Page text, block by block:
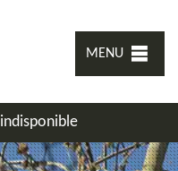
MENU
indisponible